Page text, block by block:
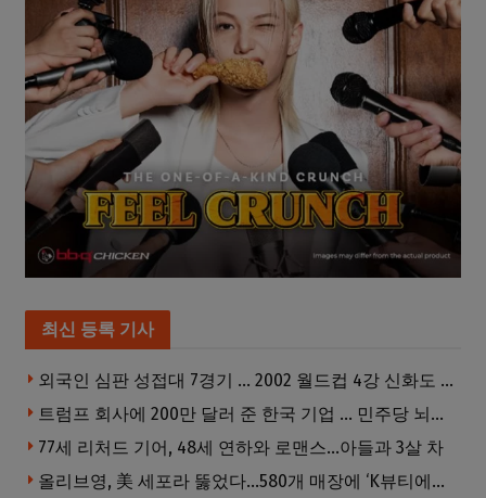
최신 등록 기사
외국인 심판 성접대 7경기 … 2002 월드컵 4강 신화도 흔들
트럼프 회사에 200만 달러 준 한국 기업 … 민주당 뇌물의혹 조사
77세 리처드 기어, 48세 연하와 로맨스…아들과 3살 차
올리브영, 美 세포라 뚫었다…580개 매장에 ‘K뷰티에딧’ 론칭